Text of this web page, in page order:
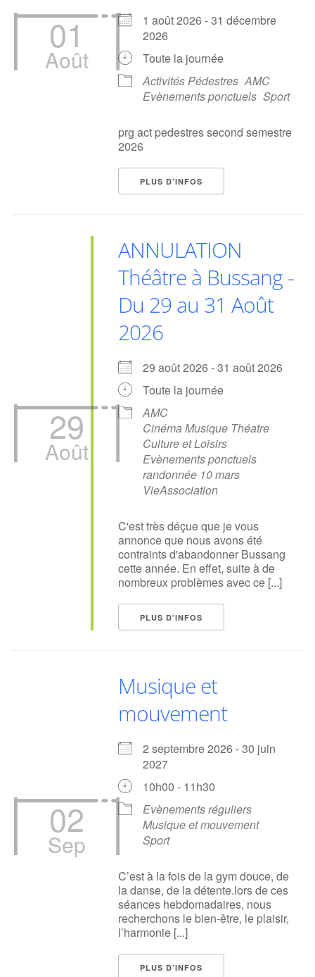
01
Août
1 août 2026 - 31 décembre
2026
Toute la journée
Activités Pédestres AMC
Evènements ponctuels Sport
prg act pedestres second semestre
2026
PLUS D’INFOS
29
Août
ANNULATION
Théâtre à Bussang -
Du 29 au 31 Août
2026
29 août 2026 - 31 août 2026
Toute la journée
AMC
Cinéma Musique Théatre
Culture et Loisirs
Evènements ponctuels
randonnée 10 mars
VieAssociation
C'est très déçue que je vous
annonce que nous avons été
contraints d'abandonner Bussang
cette année. En effet, suite à de
nombreux problèmes avec ce [...]
PLUS D’INFOS
02
Sep
Musique et
mouvement
2 septembre 2026 - 30 juin
2027
10h00 - 11h30
Evènements réguliers
Musique et mouvement
Sport
C’est à la fois de la gym douce, de
la danse, de la détente.lors de ces
séances hebdomadaires, nous
recherchons le bien-être, le plaisir,
l’harmonie [...]
PLUS D’INFOS